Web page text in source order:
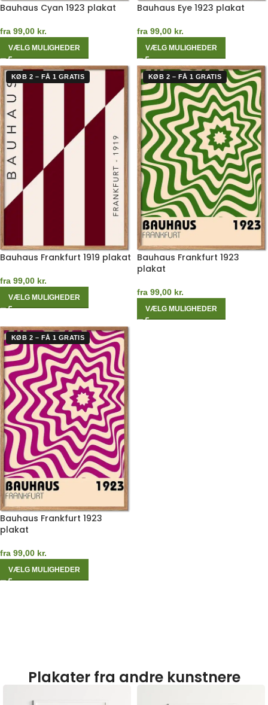
Bauhaus Cyan 1923 plakat
fra 99,00 kr.
VÆLG MULIGHEDER
Bauhaus Eye 1923 plakat
fra 99,00 kr.
VÆLG MULIGHEDER
KØB 2 – FÅ 1 GRATIS
Bauhaus Frankfurt 1919 plakat
fra 99,00 kr.
VÆLG MULIGHEDER
KØB 2 – FÅ 1 GRATIS
Bauhaus Frankfurt 1923
plakat
fra 99,00 kr.
VÆLG MULIGHEDER
KØB 2 – FÅ 1 GRATIS
Bauhaus Frankfurt 1923
plakat
fra 99,00 kr.
VÆLG MULIGHEDER
Plakater fra andre kunstnere